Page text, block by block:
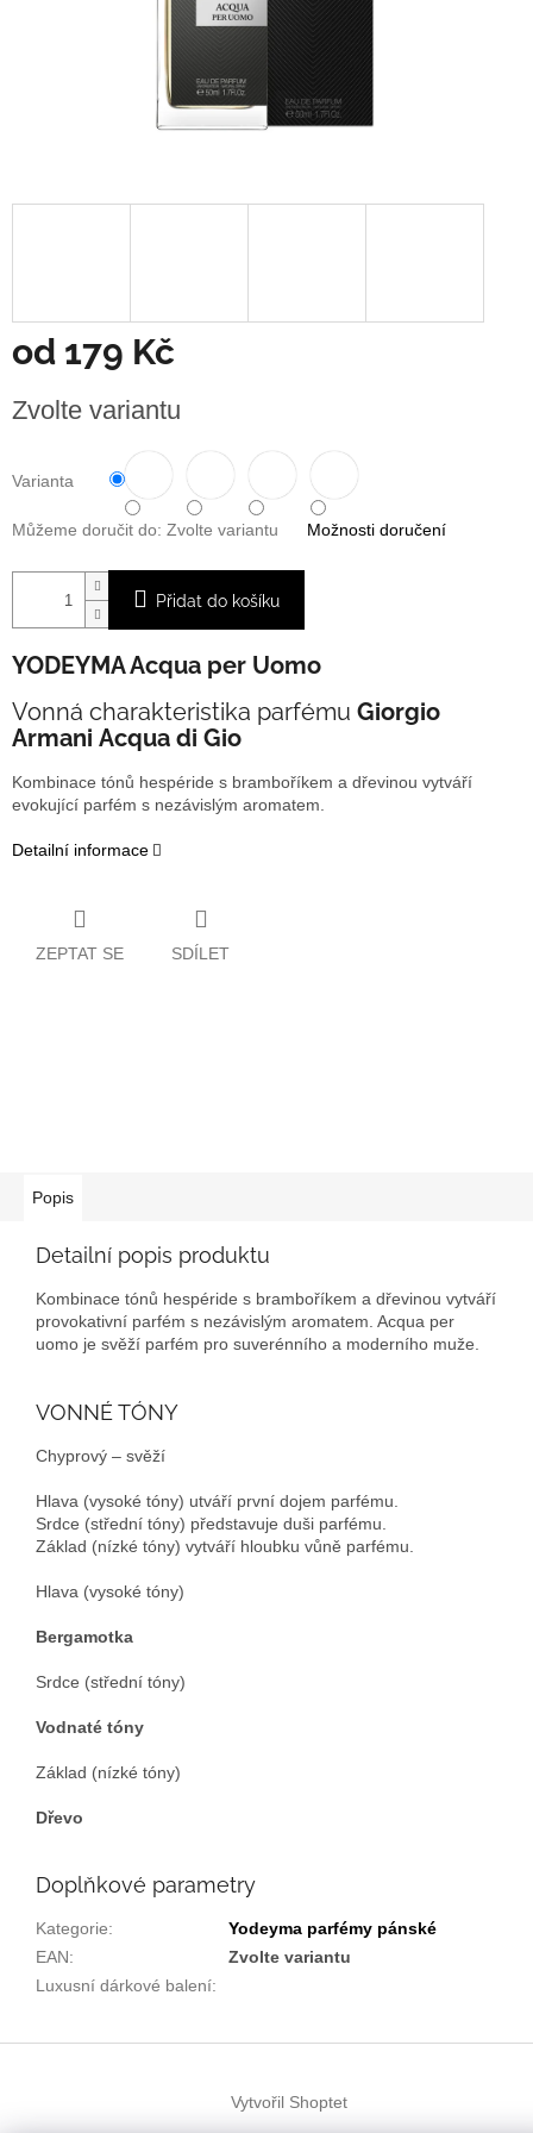
od 179 Kč
cena:
Zvolte variantu
Varianta
Můžeme doručit do: Zvolte variantu Možnosti doručení
Přidat do košíku
YODEYMA Acqua per Uomo
Vonná charakteristika parfému Giorgio
Armani Acqua di Gio
Kombinace tónů hespéride s bramboříkem a dřevinou vytváří
evokující parfém s nezávislým aromatem.
Detailní informace
ZEPTAT SE SDÍLET
Popis
Detailní popis produktu
Kombinace tónů hespéride s bramboříkem a dřevinou vytváří
provokativní parfém s nezávislým aromatem. Acqua per
uomo je svěží parfém pro suverénního a moderního muže.
VONNÉ TÓNY
Chyprový – svěží
Hlava (vysoké tóny) utváří první dojem parfému.
Srdce (střední tóny) představuje duši parfému.
Základ (nízké tóny) vytváří hloubku vůně parfému.
Hlava (vysoké tóny)
Bergamotka
Srdce (střední tóny)
Vodnaté tóny
Základ (nízké tóny)
Dřevo
Doplňkové parametry
Kategorie:
Yodeyma parfémy pánské
EAN:
Zvolte variantu
Luxusní dárkové balení:
Vytvořil Shoptet